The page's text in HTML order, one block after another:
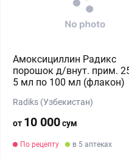
Амоксициллин Радикс
порошок д/внут. прим.
5 мл по 100 мл (флакон)
Radiks (Узбекистан)
от 10 000сум
По рецепту в 5 аптеках